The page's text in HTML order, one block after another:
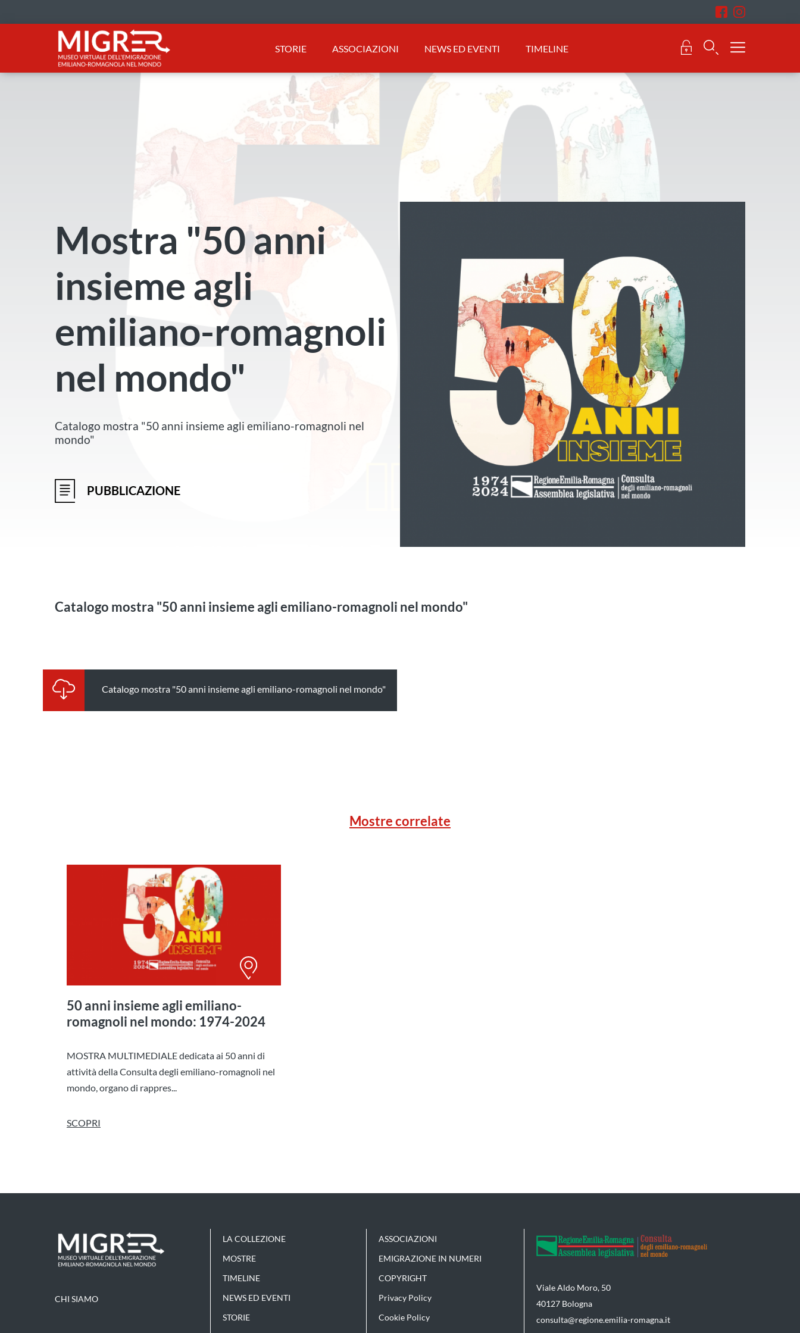
STORIE ASSOCIAZIONI NEWS ED EVENTI TIMELINE
Mostra "50 anni
insieme agli
emiliano-romagnoli
nel mondo"
Catalogo mostra "50 anni insieme agli emiliano-romagnoli nel
mondo"
PUBBLICAZIONE
Catalogo mostra "50 anni insieme agli emiliano-romagnoli nel mondo"
Catalogo mostra "50 anni insieme agli emiliano-romagnoli nel mondo"
Mostre correlate
50 anni insieme agli emiliano-
romagnoli nel mondo: 1974-2024
MOSTRA MULTIMEDIALE dedicata ai 50 anni di
attività della Consulta degli emiliano-romagnoli nel
mondo, organo di rappres...
SCOPRI
CHI SIAMO
LA COLLEZIONE
MOSTRE
TIMELINE
NEWS ED EVENTI
STORIE
ASSOCIAZIONI
EMIGRAZIONE IN NUMERI
COPYRIGHT
Privacy Policy
Cookie Policy
Viale Aldo Moro, 50
40127 Bologna
consulta@regione.emilia-romagna.it